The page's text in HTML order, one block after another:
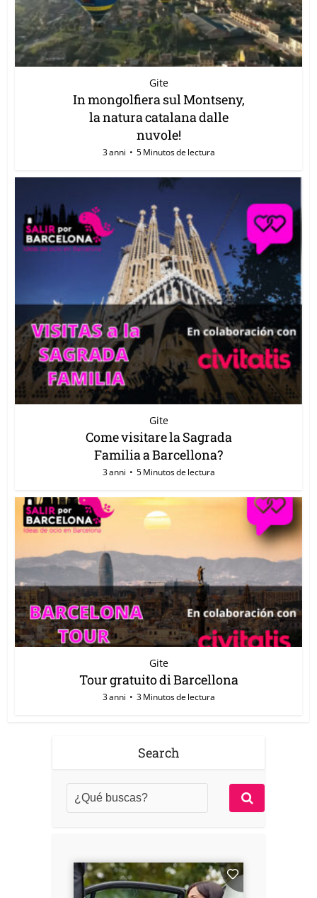
Gite
In mongolfiera sul Montseny,
la natura catalana dalle
nuvole!
3 anni 5 Minutos de lectura
Gite
Come visitare la Sagrada
Familia a Barcellona?
3 anni 5 Minutos de lectura
Gite
Tour gratuito di Barcellona
3 anni 3 Minutos de lectura
Search